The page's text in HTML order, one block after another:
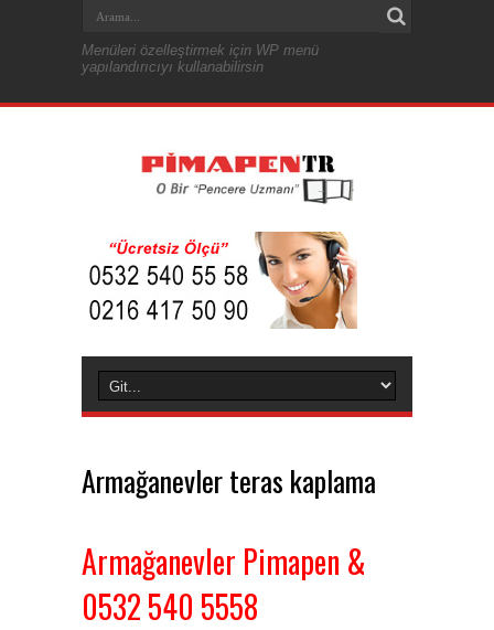
Menüleri özelleştirmek için WP menü
yapılandırıcıyı kullanabilirsin
Armağanevler teras kaplama
Armağanevler Pimapen &
0532 540 5558